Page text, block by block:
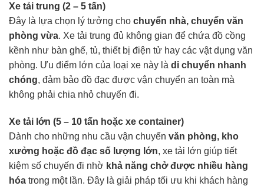
Xe tải trung (2 – 5 tấn)
Đây là lựa chọn lý tưởng cho chuyển nhà, chuyển văn
phòng vừa. Xe tải trung đủ không gian để chứa đồ cồng
kềnh như bàn ghế, tủ, thiết bị điện tử hay các vật dụng văn
phòng. Ưu điểm lớn của loại xe này là di chuyển nhanh
chóng, đảm bảo đồ đạc được vận chuyển an toàn mà
không phải chia nhỏ chuyến đi.
Xe tải lớn (5 – 10 tấn hoặc xe container)
Dành cho những nhu cầu vận chuyển văn phòng, kho
xưởng hoặc đồ đạc số lượng lớn, xe tải lớn giúp tiết
kiệm số chuyến đi nhờ khả năng chở được nhiều hàng
hóa trong một lần. Đây là giải pháp tối ưu khi khách hàng